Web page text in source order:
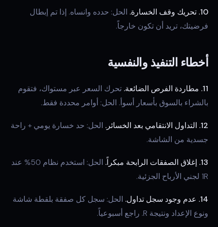
10. تحريك وقف الخسارة.
الحل: حدده وانساه. إذا تم إبطال
فرضيتك، تريد أن تكون خارجاً.
أخطاء التنفيذ والنفسية
11. مطاردة الفرص الضائعة.
تحرك السعر عبر مستواك، فتقوم
بالشراء بالسوق بأسعار أسوأ. الحل: أوامر محددة فقط.
12. التداول الانتقامي بعد الخسائر.
الحل: حد خسارة يومي + راحة
جسدية من الشاشة.
13. إغلاق الصفقات الرابحة مبكراً.
الحل: استخدم نظام 50% عند
1R لجني الأرباح الجزئية.
14. عدم وجود سجل تداول.
الحل: سجل كل صفقة بلقطة شاشة
ونوع الإعداد ونتيجة R. راجع أسبوعياً.